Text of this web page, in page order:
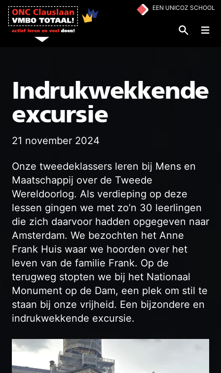
Ga naar de inhoud EEN UNICOZ SCHOOL
Indrukwekkende
excursie
21 november 2024
Onze tweedeklassers leren bij Mens en
Maatschappij over de Tweede
Wereldoorlog. Als verdieping op deze
lessen gingen we met zo’n 30 leerlingen
die zich daarvoor hadden opgegeven naar
Amsterdam. We bezochten het Anne
Frank Huis waar we hoorden over het
leven van de familie Frank. Op de
terugweg stopten we bij het Nationaal
Monument op de Dam, een plek om stil te
staan bij onze vrijheid. Een bijzondere en
indrukwekkende excursie.